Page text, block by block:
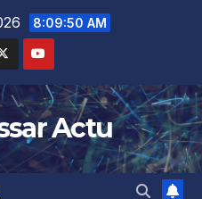
8:09:51 AM
Actu